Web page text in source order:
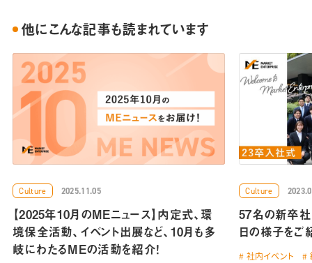
他にこんな記事も読まれています
Culture 2025.11.05
【2025年10月のMEニュース】内定式、環
境保全活動、イベント出展など、10月も多
岐にわたるMEの活動を紹介！
Culture
57名の新卒社
日の様子を
社内イベント